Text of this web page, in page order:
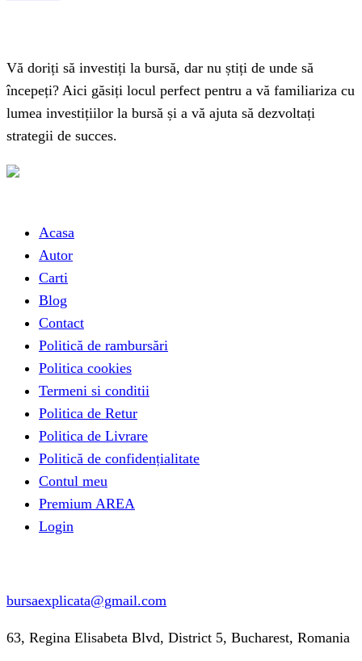
Vă doriți să investiți la bursă, dar nu știți de unde să
începeți? Aici găsiți locul perfect pentru a vă familiariza cu
lumea investițiilor la bursă și a vă ajuta să dezvoltați
strategii de succes.
Acasa
Autor
Carti
Blog
Contact
Politică de rambursări
Politica cookies
Termeni si conditii
Politica de Retur
Politica de Livrare
Politică de confidențialitate
Contul meu
Premium AREA
Login
bursaexplicata@gmail.com
63, Regina Elisabeta Blvd, District 5, Bucharest, Romania